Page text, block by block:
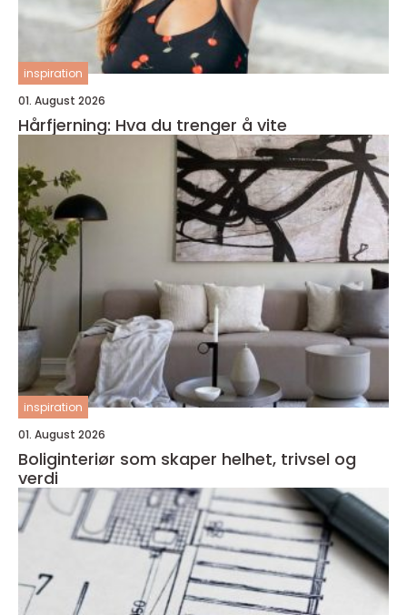
inspiration
01. August 2026
Hårfjerning: Hva du trenger å vite
inspiration
01. August 2026
Boliginteriør som skaper helhet, trivsel og
verdi